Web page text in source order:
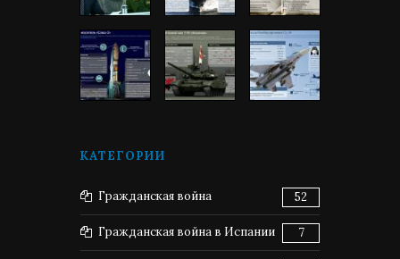
КАТЕГОРИИ
Гражданская война 52
Гражданская война в Испании 7